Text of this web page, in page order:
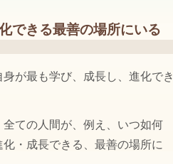
できる最善の場所にいる
が最も学び、成長し、進化でき
ての人間が、例え、いつ如何
・成長できる、最善の場所に